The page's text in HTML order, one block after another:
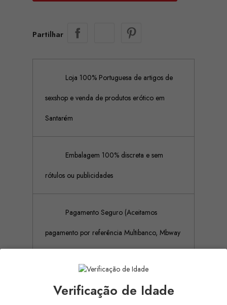
Partilhar
Loja 100% Portuguesa de artigos de
sexshop e venda de produtos erótico em
Santarém
Embalagem 100% discreta e sem
rótulos ou publicidades
Pagamento Seguro (Aceitamos
pagamento por referência Multibanco, Mbway
Detalhes do produto
Verificação de Idade